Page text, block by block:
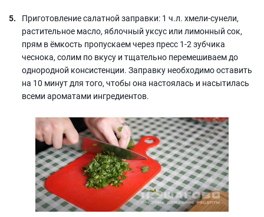
Приготовление салатной заправки: 1 ч.л. хмели-сунели,
растительное масло, яблочный уксус или лимонный сок,
прям в ёмкость пропускаем через пресс 1-2 зубчика
чеснока, солим по вкусу и тщательно перемешиваем до
однородной консистенции. Заправку необходимо оставить
на 10 минут для того, чтобы она настоялась и насытилась
всеми ароматами ингредиентов.